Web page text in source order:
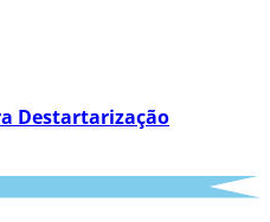
Destartarização